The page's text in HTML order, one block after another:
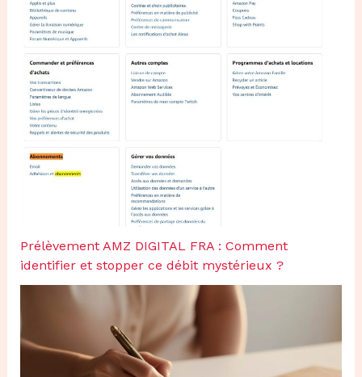
Prélèvement AMZ DIGITAL FRA : Comment
identifier et stopper ce débit mystérieux ?